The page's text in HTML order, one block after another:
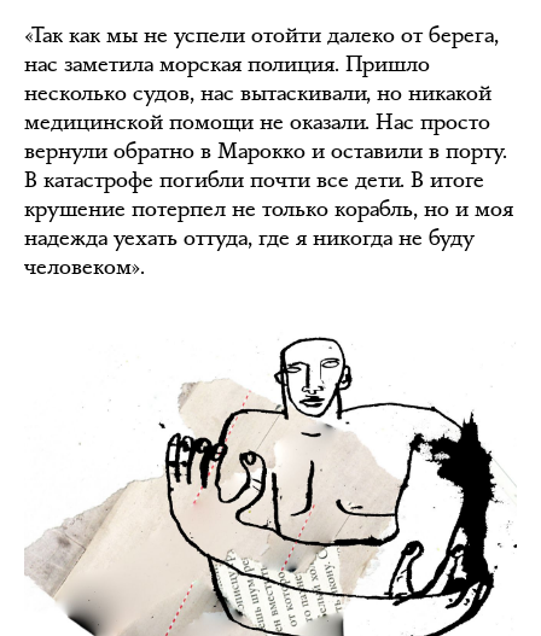
«Так как мы не успели отойти далеко от берега,
нас заметила морская полиция. Пришло
несколько судов, нас вытаскивали, но никакой
медицинской помощи не оказали. Нас просто
вернули обратно в Марокко и оставили в порту.
В катастрофе погибли почти все дети. В итоге
крушение потерпел не только корабль, но и моя
надежда уехать оттуда, где я никогда не буду
человеком».